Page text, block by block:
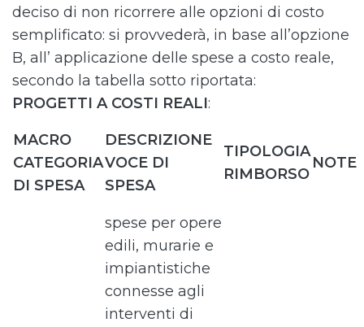
deciso di non ricorrere alle opzioni di costo
semplificato: si provvederà, in base all’opzione
B, all’ applicazione delle spese a costo reale,
secondo la tabella sotto riportata:
PROGETTI A COSTI REALI:
MACRO
CATEGORIA
DI SPESA
DESCRIZIONE
VOCE DI
SPESA
TIPOLOGIA
RIMBORSO
NOTE
spese per opere
edili, murarie e
impiantistiche
connesse agli
interventi di